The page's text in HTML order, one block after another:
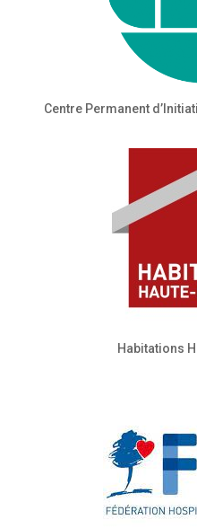
Centre Permanent
Habitations